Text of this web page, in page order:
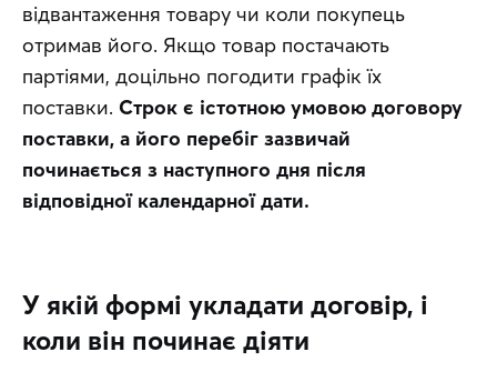
відвантаження товару чи коли покупець
отримав його. Якщо товар постачають
партіями, доцільно погодити графік їх
поставки. Строк є істотною умовою договору
поставки, а його перебіг зазвичай
починається з наступного дня після
відповідної календарної дати.
У якій формі укладати договір, і
коли він починає діяти